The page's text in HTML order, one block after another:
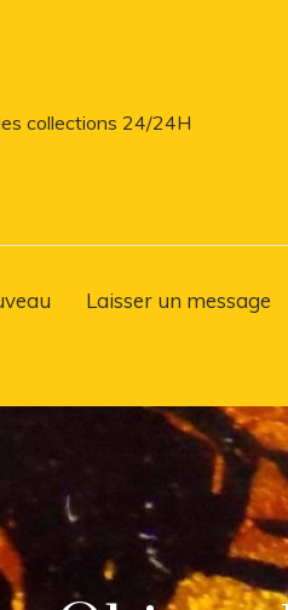
collections 24/24H
Laisser un message